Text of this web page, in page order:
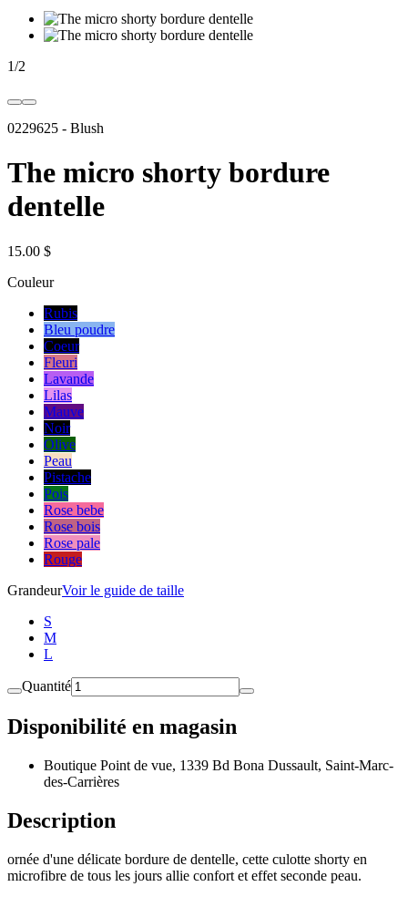
1/2
0229625 - Blush
The micro shorty bordure
dentelle
15.00 $
Couleur
Rubis
Bleu poudre
Coeur
Fleuri
Lavande
Lilas
Mauve
Noir
Olive
Peau
Pistache
Pois
Rose bebe
Rose bois
Rose pale
Rouge
GrandeurVoir le guide de taille
S
M
L
Quantité
Disponibilité en magasin
Boutique Point de vue, 1339 Bd Bona Dussault, Saint-Marc-
des-Carrières
Description
ornée d'une délicate bordure de dentelle, cette culotte shorty en
microfibre de tous les jours allie confort et effet seconde peau.